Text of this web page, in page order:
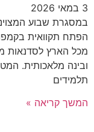
3 במאי 2026
במסגרת שבוע
מכל הארץ לסדנאות
ובינה מלאכותית.
תלמידים
המשך קריאה »